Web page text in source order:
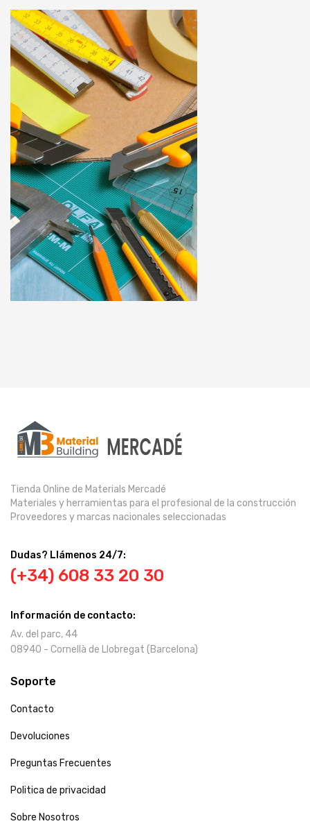
Tienda Online de Materials Mercadé
Materiales y herramientas para el profesional de la construcción
Proveedores y marcas nacionales seleccionadas
Dudas? Llámenos 24/7:
(+34) 608 33 20 30
Información de contacto:
Av. del parc, 44
08940 - Cornellà de Llobregat (Barcelona)
Soporte
Contacto
Devoluciones
Preguntas Frecuentes
Politica de privacidad
Sobre Nosotros